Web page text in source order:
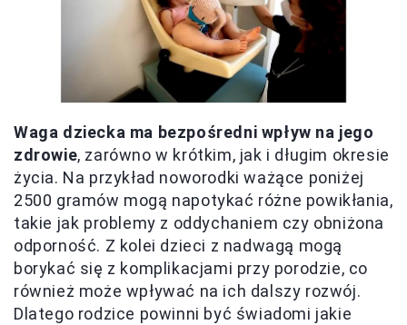
Waga dziecka ma bezpośredni wpływ na jego
zdrowie, zarówno w krótkim, jak i długim okresie
życia. Na przykład noworodki ważące poniżej
2500 gramów mogą napotykać różne powikłania,
takie jak problemy z oddychaniem czy obniżona
odporność. Z kolei dzieci z nadwagą mogą
borykać się z komplikacjami przy porodzie, co
również może wpływać na ich dalszy rozwój.
Dlatego rodzice powinni być świadomi jakie